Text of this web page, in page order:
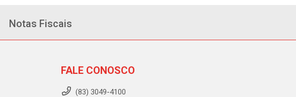
Notas Fiscais
FALE CONOSCO
(83) 3049-4100